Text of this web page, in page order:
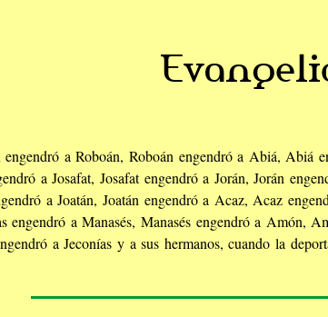
engendró a Roboán, Roboán engendró a Abiá, Abiá
a Josafat, Josafat engendró a Jorán, Jorán
a Joatán, Joatán engendró a Acaz, Acaz
engendró a Manasés, Manasés engendró a Amón,
a Jeconías y a sus hermanos, cuando la